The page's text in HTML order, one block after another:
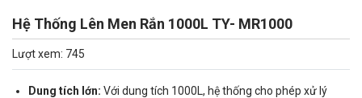
Hệ Thống Lên Men Rắn 1000L TY- MR1000
Lượt xem: 745
Dung tích lớn: Với dung tích 1000L, hệ thống cho phép xử lý